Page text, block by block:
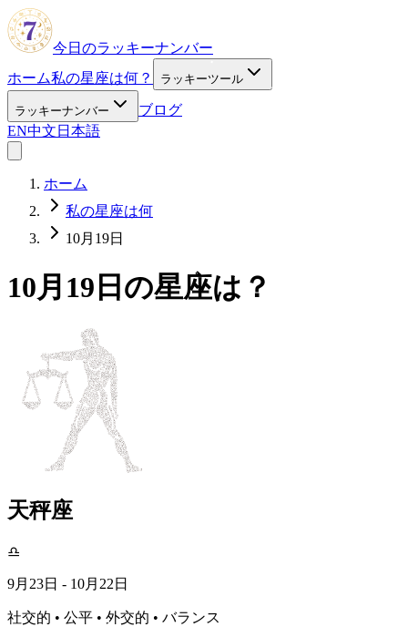
今日のラッキーナンバー
ホーム私の星座は何？ ラッキーツール
ラッキーナンバー
ブログ
EN中文 日本語
ホーム
私の星座は何
10月19日
10月19日の星座は？
天秤座
♎
9月23日 - 10月22日
社交的 • 公平 • 外交的 • バランス